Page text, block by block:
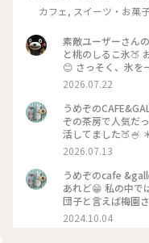
カフェ, スイーツ・お菓
素敵ユーザーさん
と桃のしるこ氷🍑
😊 さっそく、氷を
姜の風味が口いっ
桃も程よい量で、
るこなんですね〜
るほど〜です😘 こ
汗💦になるけど、
2026.07.22
うめぞの
ぞの茶房で人気だ
活してました🍑🍧
寄ろうかなどうし
の看板でていたの
る新生姜のシロッ
にみずみずしい桃
づらいですが 中に
るので 最後には
き氷だけに🍧 私が
2026.07.13
うめぞのcafe
あれど😁 私の中
団子と言えば梅園
みたらし団子のセ
て 小躍りです😁
2024.10.04